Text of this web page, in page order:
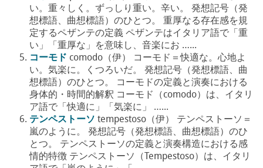
い。重々しく。ずっしり重い。辛い。 発想記号（発
想標語、曲想標語）のひとつ。 重厚なる存在感を規
定するペザンテの定義 ペザンテはイタリア語で「重
い」「重厚な」を意味し、音楽にお …...
コーモド comodo（伊） コーモド＝快適な。心地よ
い。気楽に。くつろいだ。 発想記号（発想標語、曲
想標語）のひとつ。 コーモドの定義と演奏における
身体的・時間的解釈 コーモド（comodo）は、イタリ
ア語で「快適に」「気楽に」 …...
テンペストーソ tempestoso（伊） テンペストーソ＝
嵐のように。 発想記号（発想標語、曲想標語）のひ
とつ。 テンペストーソの定義と演奏構造における感
情的特徴 テンペストーソ（Tempestoso）は、イタリ